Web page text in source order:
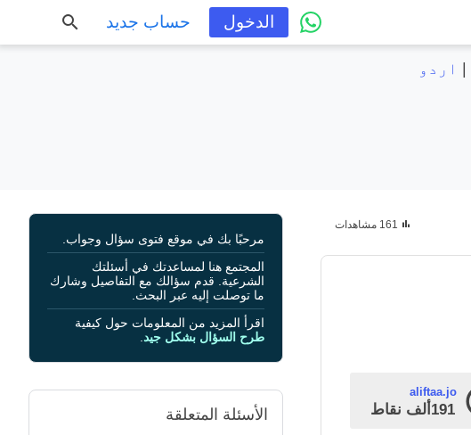
الدخول حساب جديد
اردو
161 مشاهدات
aliftaa.jo
191ألف نقاط
مرحبًا بك في موقع فتوى سؤال وجواب.
المجتمع هنا لمساعدتك في أسئلتك
الشرعية. قدم سؤالك مع التفاصيل وشارك
ما توصلت إليه عبر البحث.
اقرأ المزيد من المعلومات حول كيفية
طرح السؤال بشكل جيد
الأسئلة المتعلقة